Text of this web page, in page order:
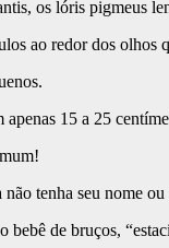
os lóris pigmeus
ao redor dos olhos
15 a 25
tenha seu nome
de bruços,